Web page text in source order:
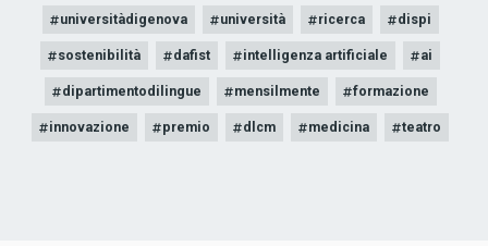
universitàdigenova università ricerca dispi
sostenibilità dafist intelligenza artificiale ai
dipartimentodilingue mensilmente formazione
innovazione premio dlcm medicina teatro